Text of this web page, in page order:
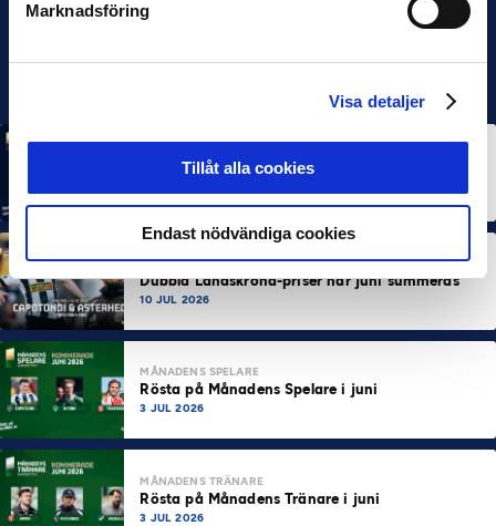
Marknadsföring
Visa detaljer
Tillåt alla cookies
Endast nödvändiga cookies
Rösta på Månadens Spelare & Tränare i juli
7 AUG 2026
MÅNADENS SPELARE MÅNADENS TRÄNARE
Dubbla Landskrona-priser när juni summeras
10 JUL 2026
MÅNADENS SPELARE
Rösta på Månadens Spelare i juni
3 JUL 2026
MÅNADENS TRÄNARE
Rösta på Månadens Tränare i juni
3 JUL 2026